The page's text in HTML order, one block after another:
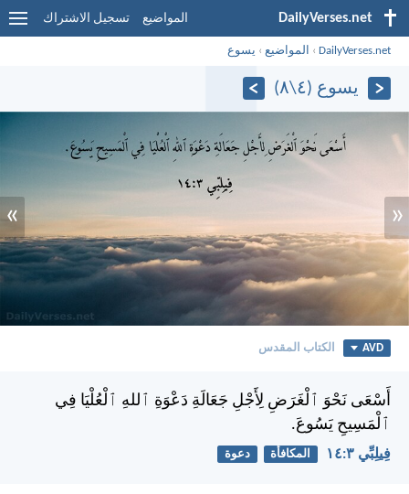
DailyVerses.net المواضيع تسجيل الاشتراك
DailyVerses.net
› المواضيع › يسوع
يسوع (٤\٨)
«
»
AVD الكتاب المقدس
أَسْعَى نَحْوَ ٱلْغَرَضِ لِأَجْلِ جَعَالَةِ دَعْوَةِ ٱللهِ ٱلْعُلْيَا فِي
ٱلْمَسِيحِ يَسُوعَ.
فِيلِبِّي ٣:‏١٤ المكافأة دعوة